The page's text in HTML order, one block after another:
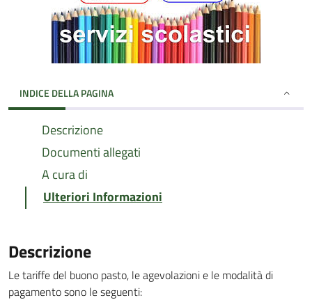
INDICE DELLA PAGINA
Descrizione
Documenti allegati
A cura di
Ulteriori Informazioni
Descrizione
Le tariffe del buono pasto, le agevolazioni e le modalità di
pagamento sono le seguenti: